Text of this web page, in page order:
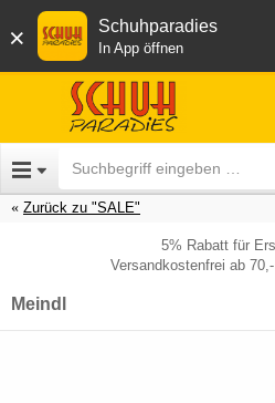
× Schuhparadies
In App öffnen
Zurück zu "SALE"
5% Rabatt für
Versandkostenfrei ab
Meindl